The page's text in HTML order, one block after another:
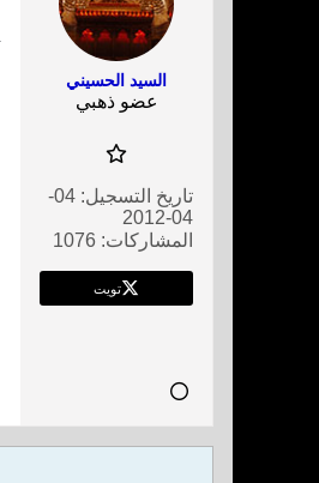
السيد الحسيني
عضو ذهبي
تاريخ التسجيل:
04-
04-2012
المشاركات: 1076
تويت